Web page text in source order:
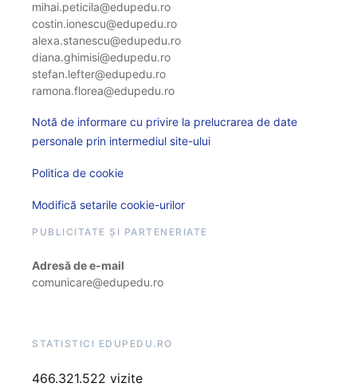
mihai.peticila@edupedu.ro
costin.ionescu@edupedu.ro
alexa.stanescu@edupedu.ro
diana.ghimisi@edupedu.ro
stefan.lefter@edupedu.ro
ramona.florea@edupedu.ro
Notă de informare cu privire la prelucrarea de date
personale prin intermediul site-ului
Politica de cookie
Modifică setarile cookie-urilor
PUBLICITATE ȘI PARTENERIATE
Adresă de e-mail
comunicare@edupedu.ro
STATISTICI EDUPEDU.RO
466.321.522 vizite